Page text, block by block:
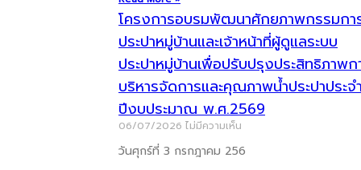
โครงการอบรมพัฒนาศักยภาพกรรมกา
ประปาหมู่บ้านและเจ้าหน้าที่ผู้ดูแลระบบ
ประปาหมู่บ้านเพื่อปรับปรุงประสิทธิภาพก
บริหารจัดการและคุณภาพน้ำประปาประจ
ปีงบประมาณ พ.ศ.2569
06/07/2026 ไม่มีความเห็น
วันศุกร์ที่ 3 กรกฎาคม 256